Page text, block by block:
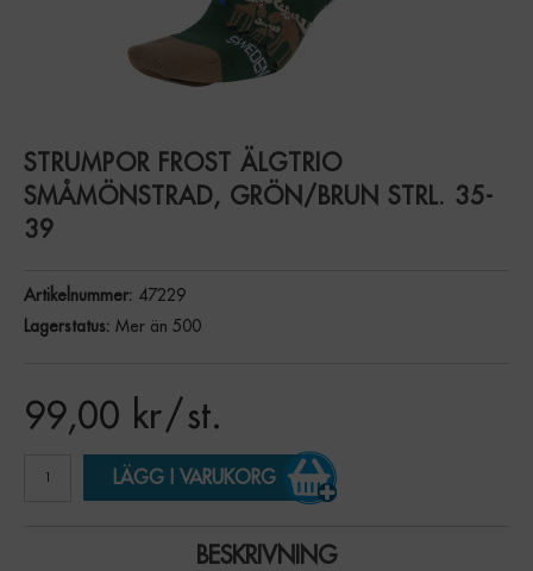
STRUMPOR FROST ÄLGTRIO
SMÅMÖNSTRAD, GRÖN/BRUN STRL. 35-
39
Artikelnummer: 47229
Lagerstatus: Mer än 500
99,00 kr/ st.
LÄGG I VARUKORG
BESKRIVNING